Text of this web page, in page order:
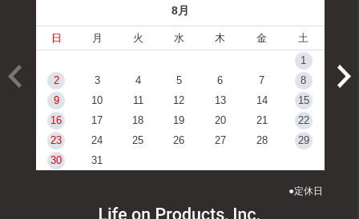
8月
日 月 火 水 木 金
土
1
2
3 4 5 6 7
8
9
10 11 12 13 14
15
16
17 18 19 20 21
22
23
24 25 26 27 28
29
30
31
●定休日